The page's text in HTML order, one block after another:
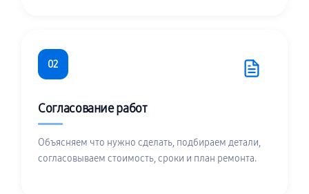
02
Согласование работ
Объясняем что нужно сделать, подбираем детали,
согласовываем стоимость, сроки и план ремонта.